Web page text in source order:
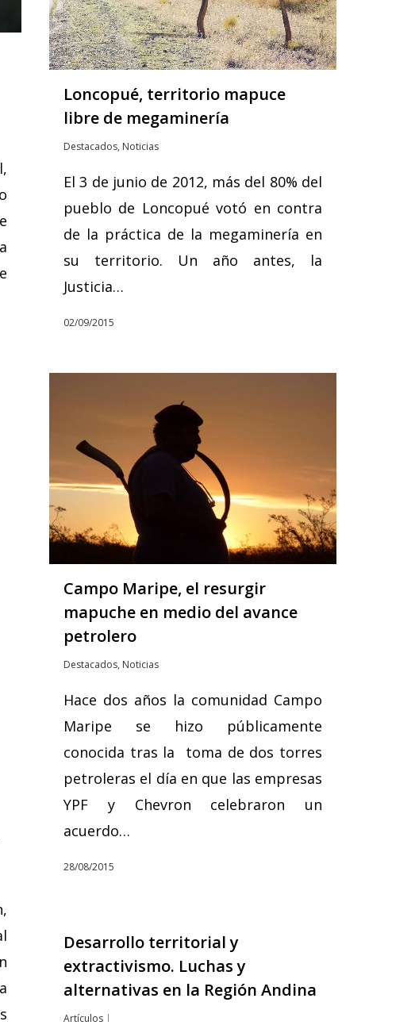
Loncopué, territorio mapuce
libre de megaminería
Destacados, Noticias
El 3 de junio de 2012, más del 80% del
pueblo de Loncopué votó en contra
de la práctica de la megaminería en
su territorio. Un año antes, la
Justicia…
02/09/2015
Campo Maripe, el resurgir
mapuche en medio del avance
petrolero
Destacados, Noticias
Hace dos años la comunidad Campo
Maripe se hizo públicamente
conocida tras la toma de dos torres
petroleras el día en que las empresas
YPF y Chevron celebraron un
acuerdo…
28/08/2015
Desarrollo territorial y
extractivismo. Luchas y
alternativas en la Región Andina
Artículos